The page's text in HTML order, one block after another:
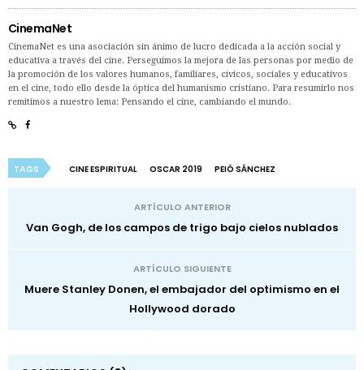
CinemaNet
CinemaNet es una asociación sin ánimo de lucro dedicada a la acción social y
educativa a través del cine. Perseguimos la mejora de las personas por medio de
la promoción de los valores humanos, familiares, cívicos, sociales y educativos
en el cine, todo ello desde la óptica del humanismo cristiano. Para resumirlo nos
remitimos a nuestro lema: Pensando el cine, cambiando el mundo.
TAGS CINE ESPIRITUAL OSCAR 2019 PEIÓ SÁNCHEZ
ARTÍCULO ANTERIOR
Van Gogh, de los campos de trigo bajo cielos nublados
ARTÍCULO SIGUIENTE
Muere Stanley Donen, el embajador del optimismo en el
Hollywood dorado